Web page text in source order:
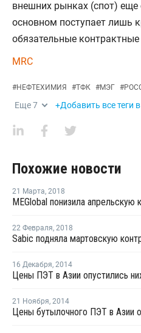
внешних рынках (спот)
основном поступает лишь
обязательные
MRC
#НЕФТЕХИМИЯ #ТФК #МЭГ #
Еще7 +Добавить все теги
Похожие новости
21 Марта, 2018
22 Февраля, 2018
16 Декабря, 2014
21 Ноября, 2014